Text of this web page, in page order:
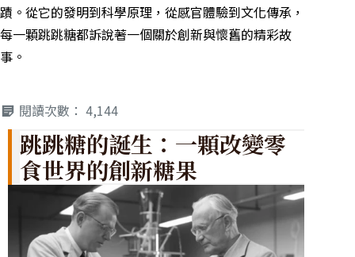
蹟。從它的發明到科學原理，從感官體驗到文化傳承，
每一顆跳跳糖都訴說著一個關於創新與懷舊的精彩故
事。
閱讀次數： 4,144
跳跳糖的誕生：一顆改變零
食世界的創新糖果